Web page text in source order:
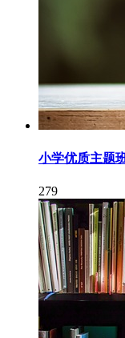
小学优质主题
279